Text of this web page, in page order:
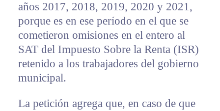
años 2017, 2018, 2019, 2020 y 2021,
porque es en ese período en el que se
cometieron omisiones en el entero al
SAT del Impuesto Sobre la Renta (ISR)
retenido a los trabajadores del gobierno
municipal.
La petición agrega que, en caso de que